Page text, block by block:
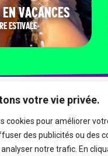
votre vie privée.
cookies pour améliorer
des publicités ou des
notre trafic. En
VACANCES
ESTIVALE